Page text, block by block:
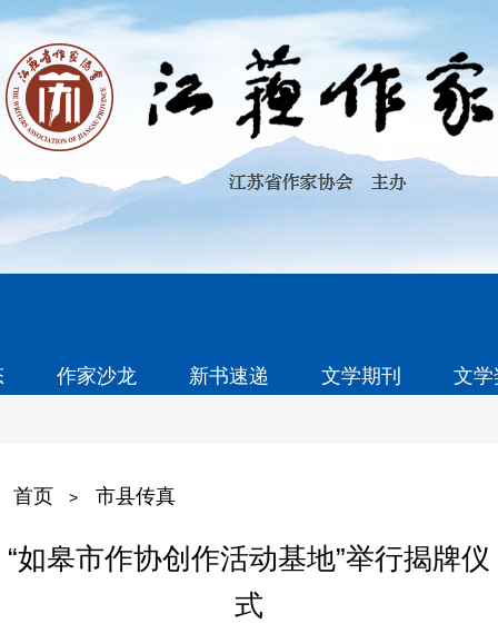
作家沙龙 新书速递 文学期刊 文
首页 > 市县传真
“如皋市作协创作活动基地”举行揭牌仪
式